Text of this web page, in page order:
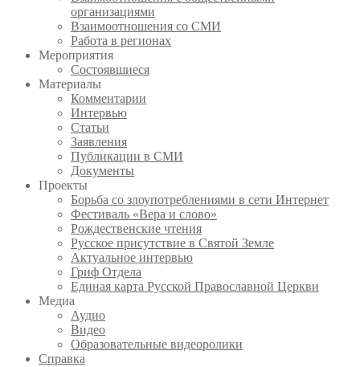
организациями
Взаимоотношения со СМИ
Работа в регионах
Мероприятия
Состоявшиеся
Материалы
Комментарии
Интервью
Статьи
Заявления
Публикации в СМИ
Документы
Проекты
Борьба со злоупотреблениями в сети Интернет
Фестиваль «Вера и слово»
Рождественские чтения
Русское присутствие в Святой Земле
Актуальное интервью
Гриф Отдела
Единая карта Русской Православной Церкви
Медиа
Аудио
Видео
Образовательные видеоролики
Справка